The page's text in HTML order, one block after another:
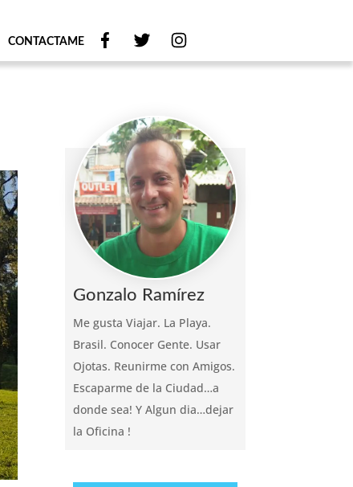
CONTACTAME
Gonzalo Ramírez
Me gusta Viajar. La Playa.
Brasil. Conocer Gente. Usar
Ojotas. Reunirme con Amigos.
Escaparme de la Ciudad…a
donde sea! Y Algun dia…dejar
la Oficina !